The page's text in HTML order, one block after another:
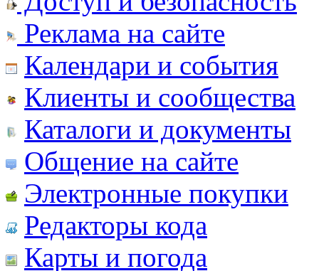
Реклама на сайте
Календари и события
Клиенты и сообщества
Каталоги и документы
Общение на сайте
Электронные покупки
Редакторы кода
Карты и погода